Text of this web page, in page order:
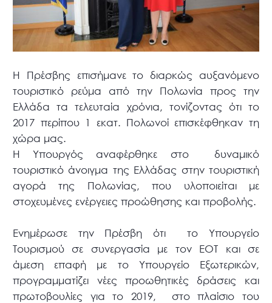
Η Πρέσβης επισήμανε το διαρκώς αυξανόμενο
τουριστικό ρεύμα από την Πολωνία προς την
Ελλάδα τα τελευταία χρόνια, τονίζοντας ότι το
2017 περίπου 1 εκατ. Πολωνοί επισκέφθηκαν τη
χώρα μας.
Η Υπουργός αναφέρθηκε στο δυναμικό
τουριστικό άνοιγμα της Ελλάδας στην τουριστική
αγορά της Πολωνίας, που υλοποιείται με
στοχευμένες ενέργειες προώθησης και προβολής.
Ενημέρωσε την Πρέσβη ότι το Υπουργείο
Τουρισμού σε συνεργασία με τον ΕΟΤ και σε
άμεση επαφή με το Υπουργείο Εξωτερικών,
προγραμματίζει νέες προωθητικές δράσεις και
πρωτοβουλίες για το 2019, στο πλαίσιο του